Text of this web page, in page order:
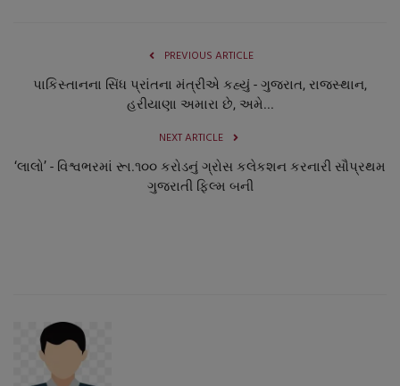
બોલિવૂડ
PREVIOUS ARTICLE
પાકિસ્તાનના સિંધ પ્રાંતના મંત્રીએ કહ્યું - ગુજરાત, રાજસ્થાન,
હરીયાણા અમારા છે, અમે...
NEXT ARTICLE
‘લાલો’ - વિશ્વભરમાં રૂા.૧૦૦ કરોડનું ગ્રોસ કલેકશન કરનારી સૌપ્રથમ
ગુજરાતી ફિલ્મ બની